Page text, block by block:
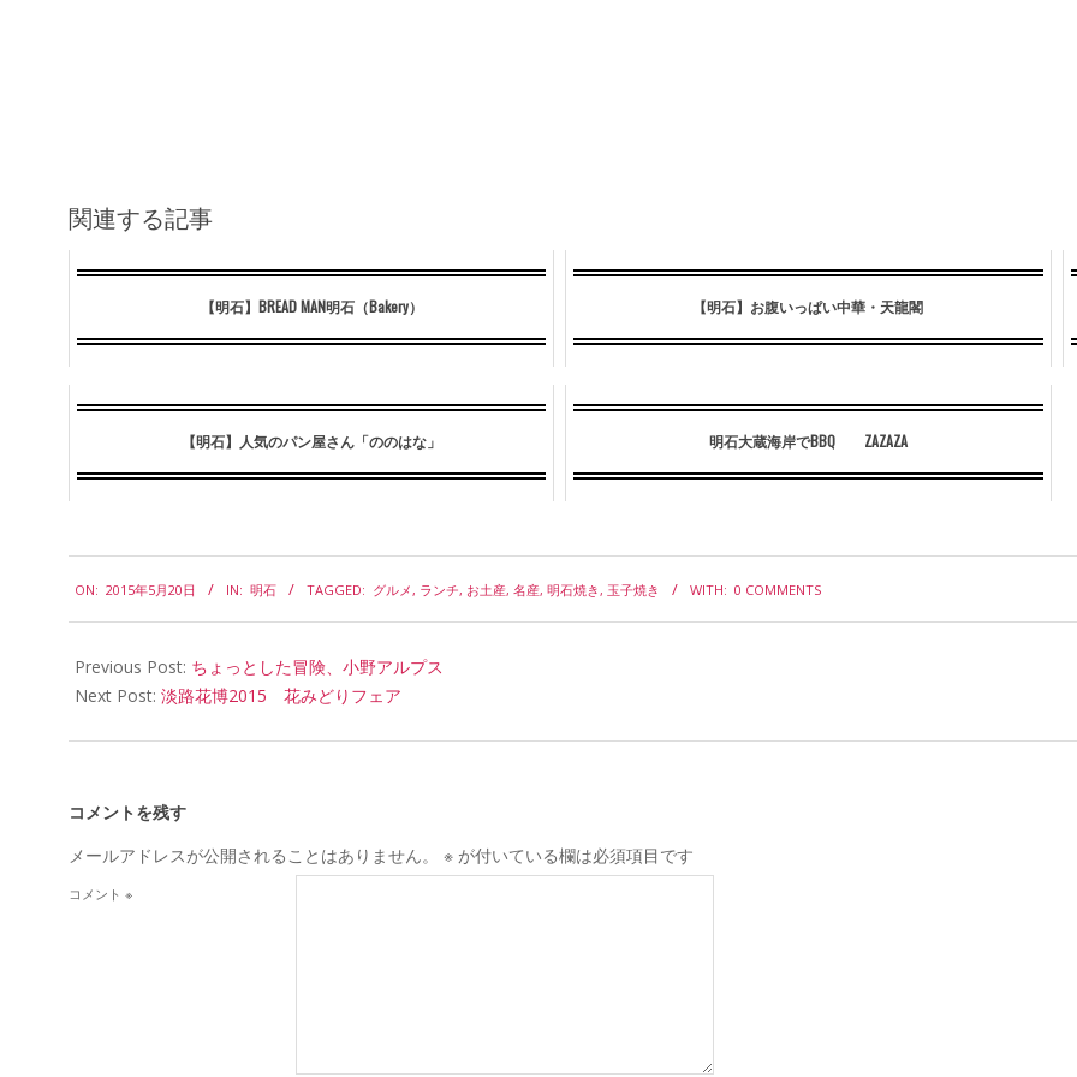
関連する記事
【明石】BREAD MAN明石（Bakery） 【明石】お腹いっぱい中華・天龍閣
【明石】人気のパン屋さん「ののはな」 明石大蔵海岸でBBQ ZAZAZA
05-
20
ON: 2015年5月20日 IN: 明石 TAGGED: グルメ , ランチ, お土産, 名産, 明石焼き , 玉子焼き WITH: 0 COMMENTS
Previous Post: ちょっとした冒険、小野アルプス
Next Post: 淡路花博2015 花みどりフェア
コメントを残す
メールアドレスが公開されることはありません。
※ が付いている欄は必須項目です
コメント ※